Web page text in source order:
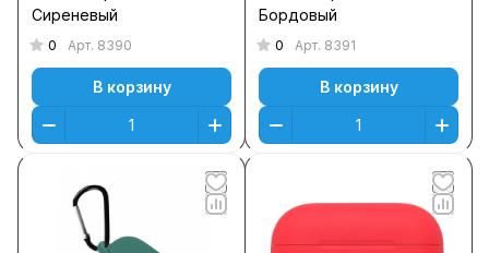
Сиреневый
0 Арт. 8390
В корзину
Бордовый
0 Арт. 8391
В корзину